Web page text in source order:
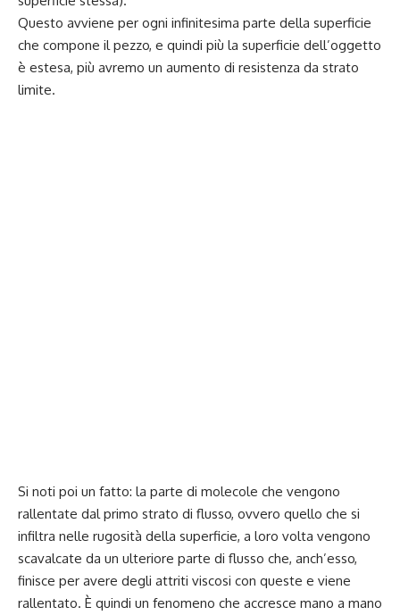
Questo avviene per ogni infinitesima parte della superficie
che compone il pezzo, e quindi più la superficie dell’oggetto
è estesa, più avremo un aumento di resistenza da strato
limite.
Si noti poi un fatto: la parte di molecole che vengono
rallentate dal primo strato di flusso, ovvero quello che si
infiltra nelle rugosità della superficie, a loro volta vengono
scavalcate da un ulteriore parte di flusso che, anch’esso,
finisce per avere degli attriti viscosi con queste e viene
rallentato. È quindi un fenomeno che accresce mano a mano